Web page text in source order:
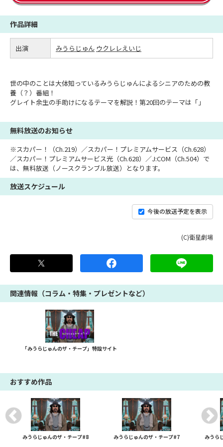
作品詳細
出演 みうらじゅん ウクレレえいじ
世の中のことは大体知っているみうらじゅんによるシニアのための教
養（？）番組！
グレイト余生の手助けになるテーマを解説！第20回のテーマは「」
無料放送のお知らせ
※スカパー！（Ch.219）／スカパー！プレミアムサービス（Ch.628）
／スカパー！プレミアムサービス光（Ch.628）／J:COM（Ch.504）で
は、無料放送（ノースクランブル放送）となります。
放送スケジュール
今後の放送予定を表示
(C)衛星劇場
関連情報（コラム・特集・プレゼントなど）
「みうらじゅんのザ・チープ」特設サイト
おすすめ作品
みうらじゅんのザ・チープ#8 みうらじゅんのザ・チープ#7 みうら